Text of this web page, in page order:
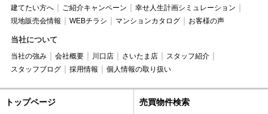
建てたい方へ
ご紹介キャンペーン
幸せ人生計画シミュレーション
現地販売会情報
WEBチラシ マンションカタログ お客様の声
当社について
当社の強み 会社概要 川口店 さいたま店
スタッフ紹介
スタッフブログ
採用情報 個人情報の取り扱い
トップページ 売買物件検索